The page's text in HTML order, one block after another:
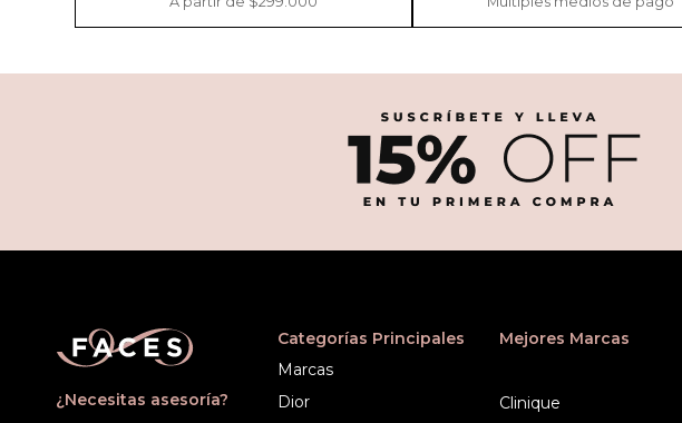
¿Necesitas asesoría?
Categorías Principales
Marcas
Dior
Mejores Marcas
Clinique